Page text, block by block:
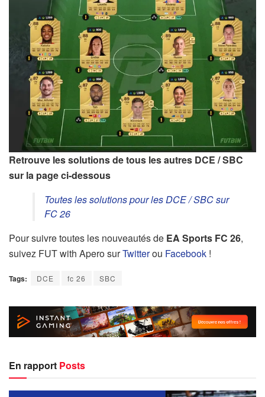
Retrouve les solutions de tous les autres DCE / SBC
sur la page ci-dessous
Toutes les solutions pour les DCE / SBC sur
FC 26
Pour suivre toutes les nouveautés de EA Sports FC 26,
suivez FUT with Apero surTwitterou Facebook !
Tags: DCE fc 26 SBC
En rapport Posts